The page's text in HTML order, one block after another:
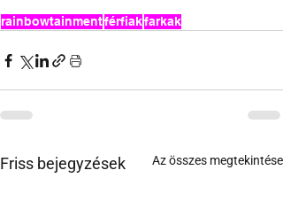
rainbowtainmentférfiakfarkak
Friss bejegyzések Az összes megtekintése